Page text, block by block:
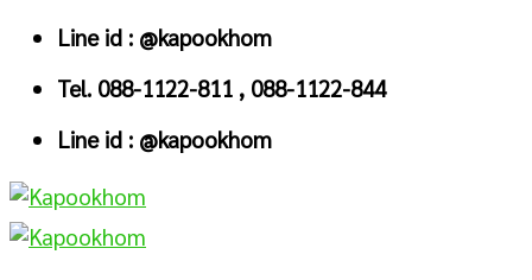
Skip
content
Line id : @kapookhom
Tel. 088-1122-811 , 088-1122-844
Line id : @kapookhom